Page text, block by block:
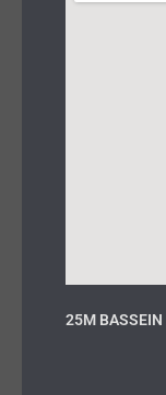
25M BASSEIN